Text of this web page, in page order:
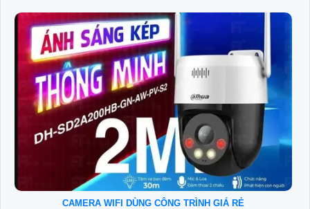
CAMERA WIFI DÙNG CÔNG TRÌNH GIÁ RẺ